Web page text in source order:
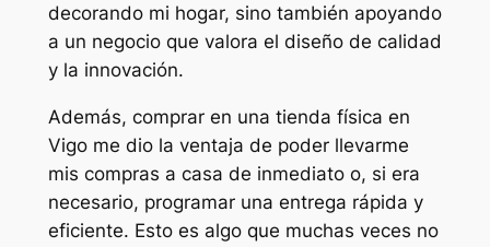
decorando mi hogar, sino también apoyando
a un negocio que valora el diseño de calidad
y la innovación.
Además, comprar en una tienda física en
Vigo me dio la ventaja de poder llevarme
mis compras a casa de inmediato o, si era
necesario, programar una entrega rápida y
eficiente. Esto es algo que muchas veces no